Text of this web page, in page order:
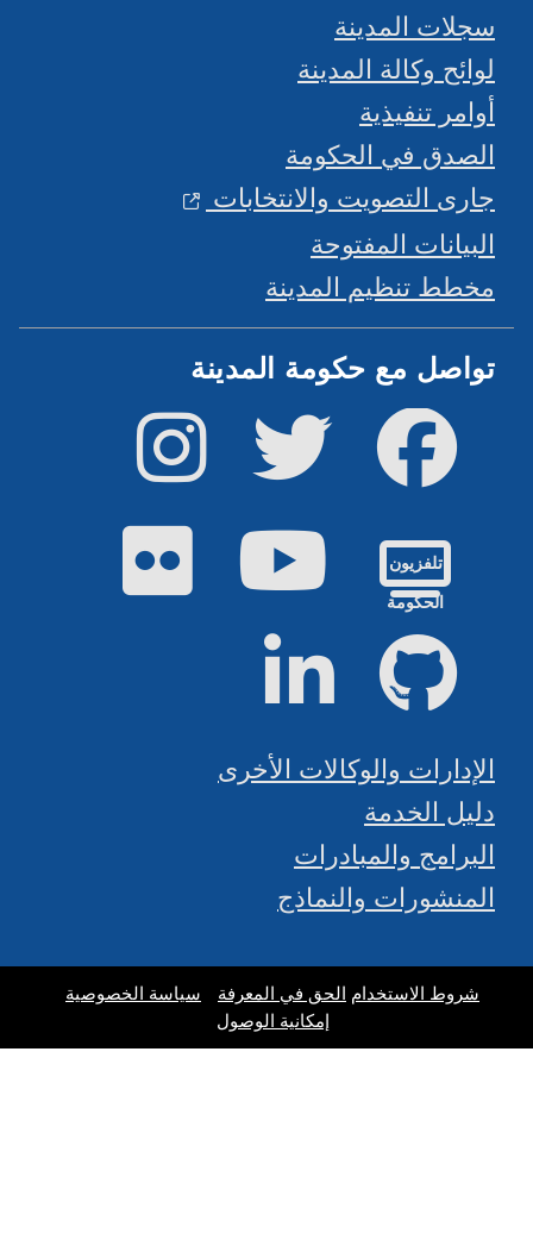
سجلات المدينة
لوائح وكالة المدينة
أوامر تنفيذية
الصدق في الحكومة
جارى التصويت والانتخابات
البيانات المفتوحة
مخطط تنظيم المدينة
تواصل مع حكومة المدينة
فيس بوك تويتر إينستاجرام
تلفزيون
الحكومة
يوتيوب فليكر
جيت هاب لينكد إن
الإدارات والوكالات الأخرى
دليل الخدمة
البرامج والمبادرات
المنشورات والنماذج
شروط الاستخدام الحق في المعرفة
سياسة الخصوصية
إمكانية الوصول